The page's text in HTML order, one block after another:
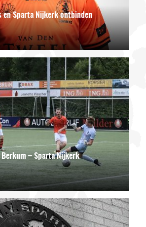
en Sparta Nijkerk ontbinden
– Sparta Nijkerk